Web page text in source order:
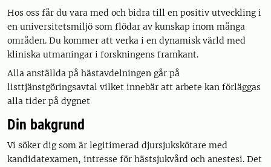
Hos oss får du vara med och bidra till en positiv utveckling i
en universitetsmiljö som flödar av kunskap inom många
områden. Du kommer att verka i en dynamisk värld med
kliniska utmaningar i forskningens framkant.
Alla anställda på hästavdelningen går på
listtjänstgöringsavtal vilket innebär att arbete kan förläggas
alla tider på dygnet
Din bakgrund
Vi söker dig som är legitimerad djursjukskötare med
kandidatexamen, intresse för hästsjukvård och anestesi. Det